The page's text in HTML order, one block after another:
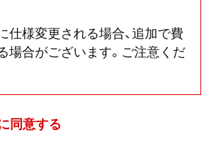
仕様変更される場合、追加で費
場合がございます。ご注意くだ
同意する